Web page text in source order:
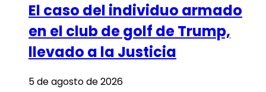
El caso del individuo armado
en el club de golf de Trump,
llevado a la Justicia
5 de agosto de 2026